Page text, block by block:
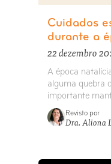
Cuidados
durante a
22 dezembro
A época
alguma quebra
importante
Revisto por
Dra. Aliona